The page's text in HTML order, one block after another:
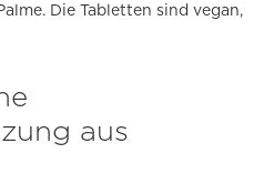
Die Tabletten sind vegan,
aus